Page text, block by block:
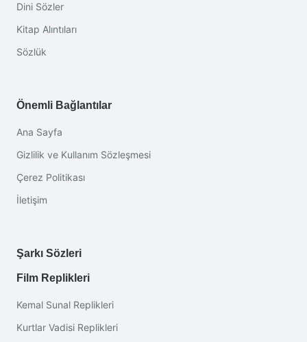
Dini Sözler
Kitap Alıntıları
Sözlük
Önemli Bağlantılar
Ana Sayfa
Gizlilik ve Kullanım Sözleşmesi
Çerez Politikası
İletişim
Şarkı Sözleri
Film Replikleri
Kemal Sunal Replikleri
Kurtlar Vadisi Replikleri